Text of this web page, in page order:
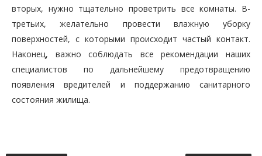
вторых, нужно тщательно проветрить все комнаты. В-
третьих, желательно провести влажную уборку
поверхностей, с которыми происходит частый контакт.
Наконец, важно соблюдать все рекомендации наших
специалистов по дальнейшему предотвращению
появления вредителей и поддержанию санитарного
состояния жилища.